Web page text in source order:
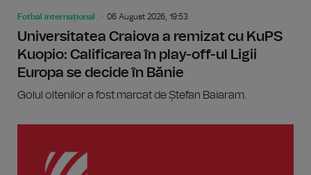
Fotbal internațional 06 August 2026, 19:53
Universitatea Craiova a remizat cu KuPS
Kuopio: Calificarea în play-off-ul Ligii
Europa se decide în Bănie
Golul oltenilor a fost marcat de Ștefan Baiaram.